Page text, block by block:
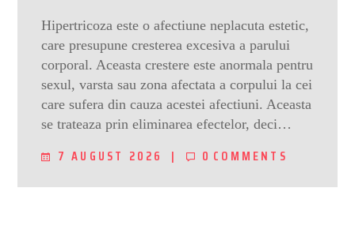
Hipertricoza este o afectiune neplacuta estetic,
care presupune cresterea excesiva a parului
corporal. Aceasta crestere este anormala pentru
sexul, varsta sau zona afectata a corpului la cei
care sufera din cauza acestei afectiuni. Aceasta
se trateaza prin eliminarea efectelor, deci…
7 AUGUST 2026 0 COMMENTS